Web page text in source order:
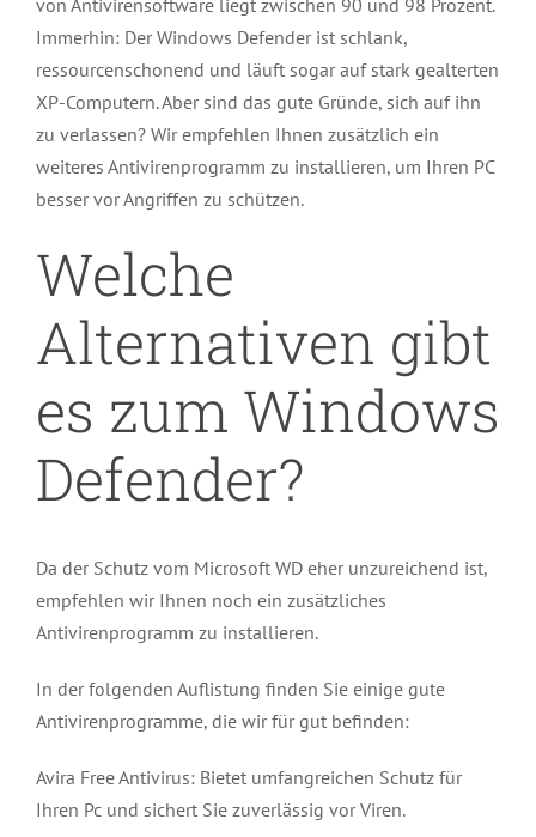
Immerhin: Der Windows Defender ist schlank,
ressourcenschonend und läuft sogar auf stark gealterten
XP-Computern. Aber sind das gute Gründe, sich auf ihn
zu verlassen? Wir empfehlen Ihnen zusätzlich ein
weiteres Antivirenprogramm zu installieren, um Ihren PC
besser vor Angriffen zu schützen.
Welche
Alternativen gibt
es zum Windows
Defender?
Da der Schutz vom Microsoft WD eher unzureichend ist,
empfehlen wir Ihnen noch ein zusätzliches
Antivirenprogramm zu installieren.
In der folgenden Auflistung finden Sie einige gute
Antivirenprogramme, die wir für gut befinden:
Avira Free Antivirus: Bietet umfangreichen Schutz für
Ihren Pc und sichert Sie zuverlässig vor Viren.